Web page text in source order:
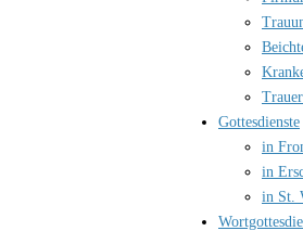
Gottesdienste
in
in
in St.